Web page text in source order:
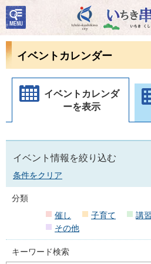
いちき串木
検
索・
共通
ューイベントカレンダー
イベントカレンダ
ーを表示
イベント情報を絞り込む
条件をクリア
分類
催し
子育て 講
その他
キーワード検索